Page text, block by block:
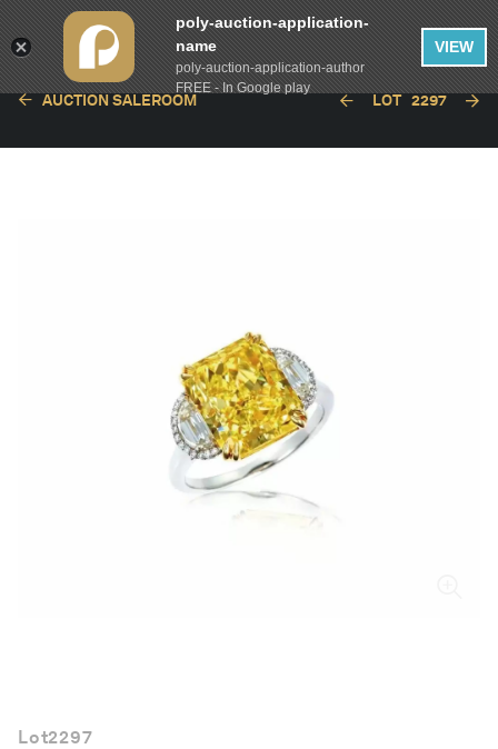
AUCTION SALEROOM LOT 2297
Lot2297
poly-auction-application-
name
poly-auction-application-author
FREE - In Google play
VIEW